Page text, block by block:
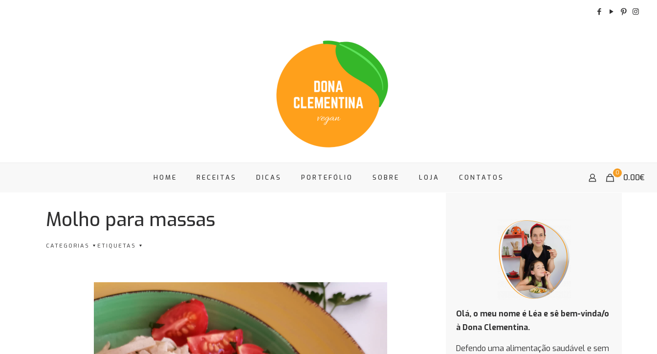
HOME RECEITAS DICAS PORTEFÓLIO SOBRE LOJA CONTATOS
0 0.00€
Molho para massas
CATEGORIAS ETIQUETAS
Olá, o meu nome é Léa e sê bem-vinda/o
à Dona Clementina.
Defendo uma alimentação saudável e sem